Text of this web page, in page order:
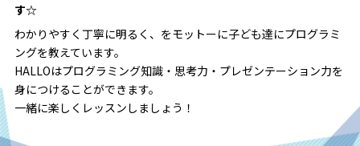
す☆
わかりやすく丁寧に明るく、をモットーに子ども達にプログラミ
ングを教えています。
HALLOはプログラミング知識・思考力・プレゼンテーション力を
身につけることができます。
一緒に楽しくレッスンしましょう！